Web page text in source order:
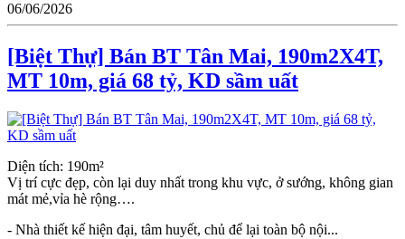
06/06/2026
[Biệt Thự] Bán BT Tân Mai, 190m2X4T,
MT 10m, giá 68 tỷ, KD sầm uất
Diện tích: 190m²
Vị trí cực đẹp, còn lại duy nhất trong khu vực, ở sướng, không gian
mát mẻ,vỉa hè rộng….
- Nhà thiết kế hiện đại, tâm huyết, chủ để lại toàn bộ nội...